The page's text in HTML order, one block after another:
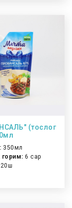
(тослог
350мл
горим: 6 сар
20ш